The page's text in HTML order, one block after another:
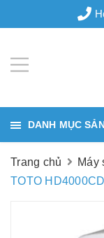
DANH MỤC
Trang chủ Máy
TOTO HD4000CD